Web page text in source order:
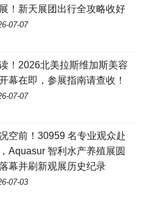
！新天展团出行全攻略收好
07-07
！2026北美拉斯维加斯美容
幕在即，参展指南请查收！
07-07
空前！30959 名专业观众赴
Aquasur 智利水产养殖展圆
幕并刷新观展历史纪录
07-03